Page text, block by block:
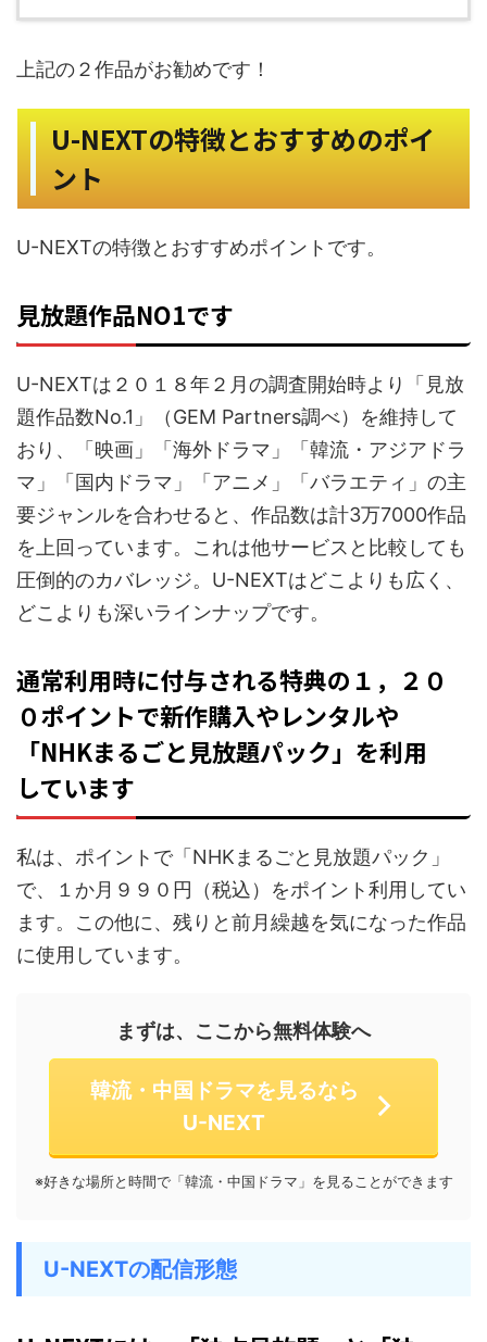
上記の２作品がお勧めです！
U-NEXTの特徴とおすすめのポイ
ント
U-NEXTの特徴とおすすめポイントです。
見放題作品NO1です
U-NEXTは２０１８年２月の調査開始時より「見放
題作品数No.1」（GEM Partners調べ）を維持して
おり、「映画」「海外ドラマ」「韓流・アジアドラ
マ」「国内ドラマ」「アニメ」「バラエティ」の主
要ジャンルを合わせると、作品数は計3万7000作品
を上回っています。これは他サービスと比較しても
圧倒的のカバレッジ。U-NEXTはどこよりも広く、
どこよりも深いラインナップです。
通常利用時に付与される特典の１，２０
０ポイントで新作購入やレンタルや
「NHKまるごと見放題パック」を利用
しています
私は、ポイントで「NHKまるごと見放題パック」
で、１か月９９０円（税込）をポイント利用してい
ます。この他に、残りと前月繰越を気になった作品
に使用しています。
まずは、ここから無料体験へ
韓流・中国ドラマを見るなら
U-NEXT
※好きな場所と時間で「韓流・中国ドラマ」を見ることができます
U-NEXTの配信形態